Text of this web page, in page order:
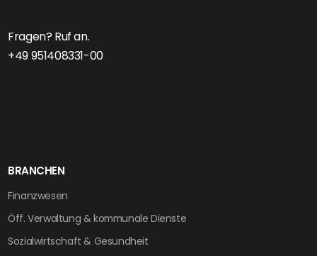
BRANCHEN
Finanzwesen
Öff. Verwaltung & kommunale Dienste
Sozialwirtschaft & Gesundheit
Fragen? Ruf an.
+49 951408331-00